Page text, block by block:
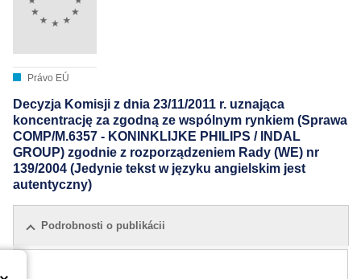
Právo EÚ
Decyzja Komisji z dnia 23/11/2011 r. uznająca
koncentrację za zgodną ze wspólnym rynkiem (Sprawa
COMP/M.6357 - KONINKLIJKE PHILIPS / INDAL
GROUP) zgodnie z rozporządzeniem Rady (WE) nr
139/2004 (Jedynie tekst w języku angielskim jest
autentyczny)
Podrobnosti o publikácii